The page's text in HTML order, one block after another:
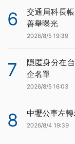
6
交通局科長
善舉曝光
2026/8/5 19:39
7
隱匿身分在
企名單
2026/8/5 16:03
8 中壢公車左
2026/8/4 19:39